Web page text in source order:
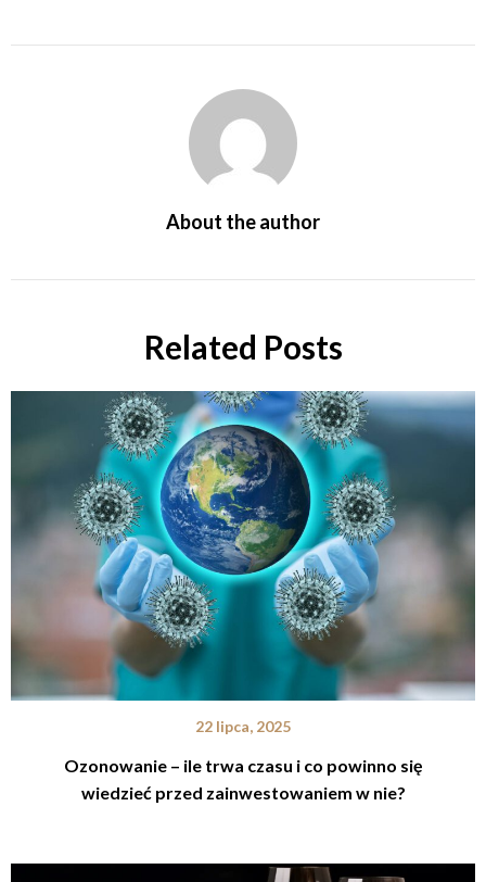
About the author
Related Posts
22 lipca, 2025
Ozonowanie – ile trwa czasu i co powinno się
wiedzieć przed zainwestowaniem w nie?